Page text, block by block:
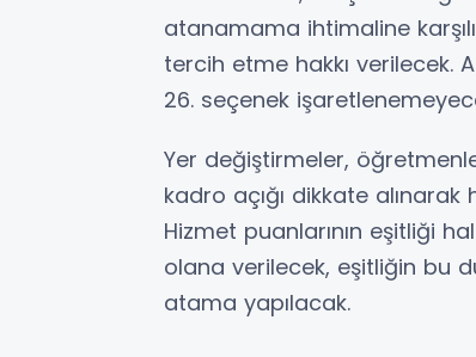
atanamama ihtimaline
tercih etme hakkı
26. seçenek
Yer değiştirmeler,
kadro açığı dikkate
Hizmet puanlarının eşitliği
olana verilecek, eşitliğin bu
atama yapılacak.